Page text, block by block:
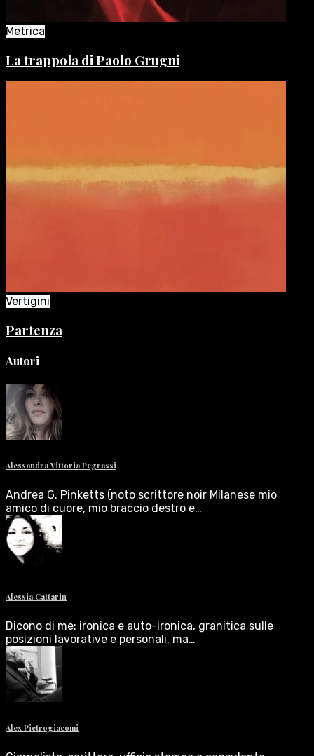
Metrica
La trappola di Paolo Grugni
Vertigini
Partenza
Autori
Alessandra Vittoria Pegrassi
Andrea G. Pinketts (noto scrittore noir Milanese mio
amico di cuore, mio braccio destro e…
Alessia Cattarin
Dicono di me: ironica e auto-ironica, granitica sulle
posizioni lavorative e personali, ma…
Alex Pietrogiacomi